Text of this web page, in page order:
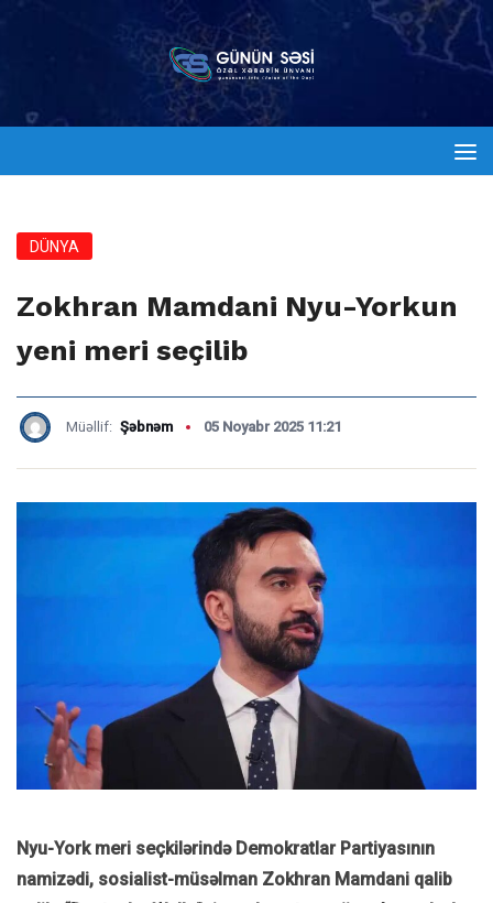
DÜNYA
Zokhran Mamdani Nyu-Yorkun
yeni meri seçilib
Müəllif: Şəbnəm 05 Noyabr 2025 11:21
Nyu-York meri seçkilərində Demokratlar Partiyasının
namizədi, sosialist-müsəlman Zokhran Mamdani qalib